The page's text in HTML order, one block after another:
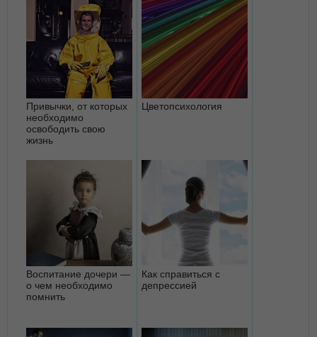
Привычки, от которых
необходимо
освободить свою
жизнь
Цветопсихология
Воспитание дочери —
о чем необходимо
помнить
Как справиться с
депрессией